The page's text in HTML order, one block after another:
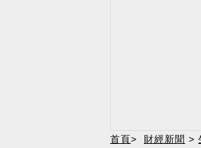
首頁> 財經新聞 >